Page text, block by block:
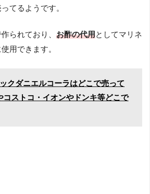
ってるようです。
られており、 お酢の代用としてマリネ
用できます。
クダニエルコーラはどこで売って
コストコ・イオンやドンキ等どこで